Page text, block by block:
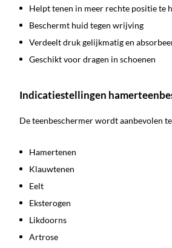
Helpt tenen in meer rechte positie te
Beschermt huid tegen wrijving
Verdeelt druk gelijkmatig en
Geschikt voor dragen in schoenen
Indicatiestellingen
De teenbeschermer wordt aanbevolen
Hamertenen
Klauwtenen
Eelt
Eksterogen
Likdoorns
Artrose